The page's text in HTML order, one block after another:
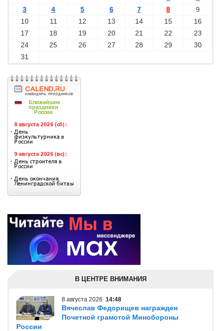
3
4 5 6 7 8
9
10
11 12 13 14 15
16
17
18 19 20 21 22
23
24
25 26 27 28 29
30
31
В ЦЕНТРЕ ВНИМАНИЯ
8 августа 2026 14:48
Вячеслав Федорищев награжден
Почетной грамотой Минобороны
России